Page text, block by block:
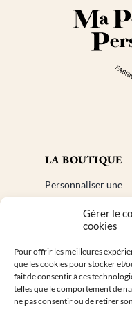
Gérer le
cookies
Pour offrir les meilleures
que les cookies pour stocker et/
fait de consentir à ces
telles que le comportement de
ne pas consentir ou de retirer
LA BOUTIQUE
Personnaliser une
Cadeaux invités
Livraisons
Retours